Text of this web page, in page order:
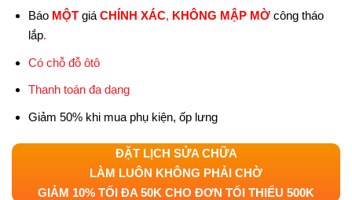
Báo MỘT giá CHÍNH XÁC, KHÔNG MẬP MỜ công tháo
lắp.
Có chỗ đỗ ôtô
Thanh toán đa dạng
Giảm 50% khi mua phụ kiện, ốp lưng
ĐẶT LỊCH SỬA CHỮA
LÀM LUÔN KHÔNG PHẢI CHỜ
GIẢM 10% TỐI ĐA 50K CHO ĐƠN TỐI THIỂU 500K